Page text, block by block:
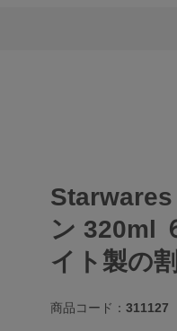
Starwares
ン 320ml
イト製の
商品コード：311127